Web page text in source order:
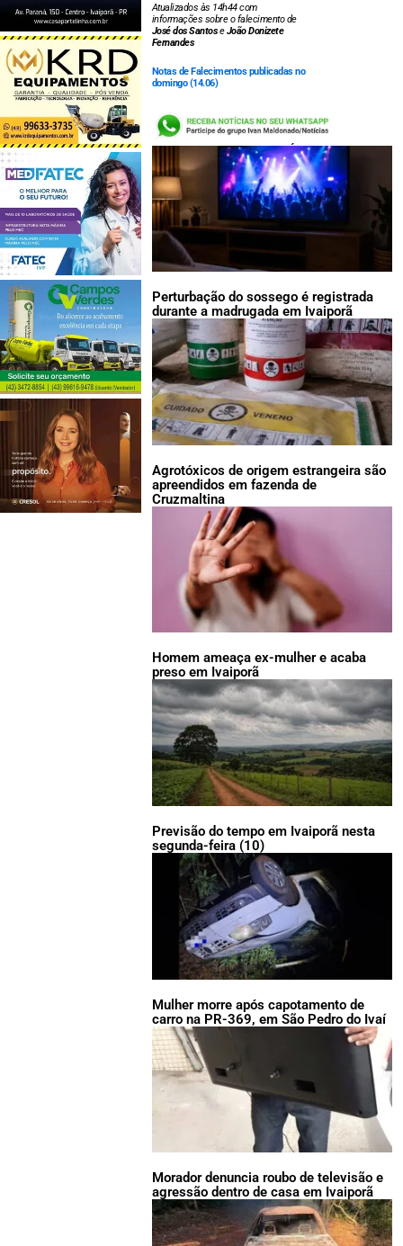
Atualizados às 14h44 com
informações sobre o falecimento de
José dos SantoseJoão Donizete
Fernandes
Notas de Falecimentos publicadas no
domingo (14.06)
LEIA TAMBÉM:
Perturbação do sossego é registrada
durante a madrugada em Ivaiporã
Agrotóxicos de origem estrangeira são
apreendidos em fazenda de
Cruzmaltina
Homem ameaça ex-mulher e acaba
preso em Ivaiporã
Previsão do tempo em Ivaiporã nesta
segunda-feira (10)
Mulher morre após capotamento de
carro na PR-369, em São Pedro do Ivaí
Morador denuncia roubo de televisão e
agressão dentro de casa em Ivaiporã